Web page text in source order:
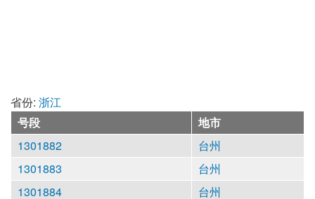
省份: 浙江
号段
地市
1301882
台州
1301883
台州
1301884
台州